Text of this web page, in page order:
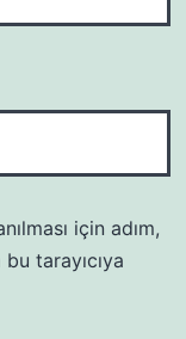
için adım,
tarayıcıya